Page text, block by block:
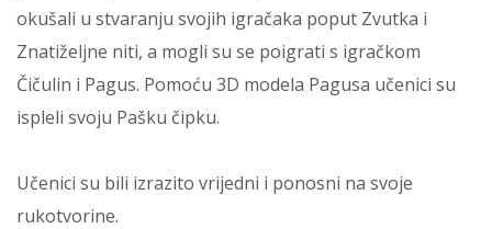
okušali u stvaranju svojih igračaka poput Zvutka i
Znatiželjne niti, a mogli su se poigrati s igračkom
Čičulin i Pagus. Pomoću 3D modela Pagusa učenici su
ispleli svoju Pašku čipku.
Učenici su bili izrazito vrijedni i ponosni na svoje
rukotvorine.